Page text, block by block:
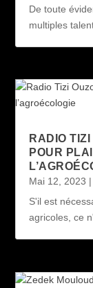
De toute
multiples
RADIO
POUR
Mai 12, 2023
S'il est
agricoles, ce